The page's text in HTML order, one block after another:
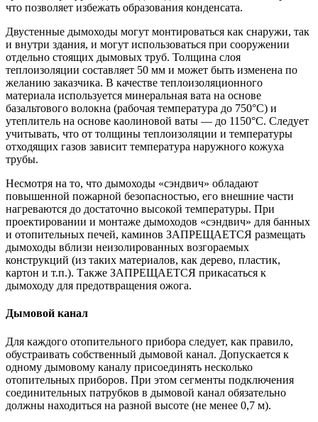
что позволяет избежать образования конденсата.
Двустенные дымоходы могут монтироваться как снаружи, так
и внутри здания, и могут использоваться при сооружении
отдельно стоящих дымовых труб. Толщина слоя
теплоизоляции составляет 50 мм и может быть изменена по
желанию заказчика. В качестве теплоизоляционного
материала используется минеральная вата на основе
базальтового волокна (рабочая температура до 750°С) и
утеплитель на основе каолиновой ваты — до 1150°С. Следует
учитывать, что от толщины теплоизоляции и температуры
отходящих газов зависит температура наружного кожуха
трубы.
Несмотря на то, что дымоходы «сэндвич» обладают
повышенной пожарной безопасностью, его внешние части
нагреваются до достаточно высокой температуры. При
проектировании и монтаже дымоходов «сэндвич» для банных
и отопительных печей, каминов ЗАПРЕЩАЕТСЯ размещать
дымоходы вблизи неизолированных возгораемых
конструкций (из таких материалов, как дерево, пластик,
картон и т.п.). Также ЗАПРЕЩАЕТСЯ прикасаться к
дымоходу для предотвращения ожога.
Дымовой канал
Для каждого отопительного прибора следует, как правило,
обустраивать собственный дымовой канал. Допускается к
одному дымовому каналу присоединять несколько
отопительных приборов. При этом сегменты подключения
соединительных патрубков в дымовой канал обязательно
должны находиться на разной высоте (не менее 0,7 м).